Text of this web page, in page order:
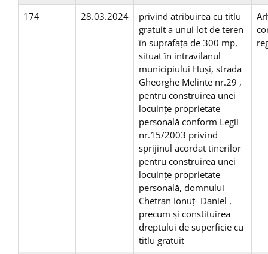
174 28.03.2024
privind atribuirea cu titlu
gratuit a unui lot de teren
în suprafaţa de 300 mp,
situat în intravilanul
municipiului Huşi, strada
Gheorghe Melinte nr.29 ,
pentru construirea unei
locuinţe proprietate
personală conform Legii
nr.15/2003 privind
sprijinul acordat tinerilor
pentru construirea unei
locuinţe proprietate
personală, domnului
Chetran Ionuț- Daniel ,
precum și constituirea
dreptului de superficie cu
titlu gratuit